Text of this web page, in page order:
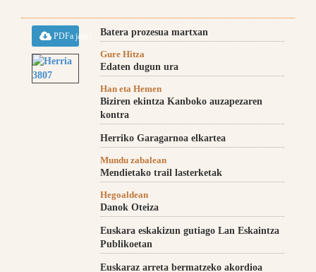
PDFa jaitsi Batera prozesua martxan
Gure Hitza
Edaten dugun ura
Han eta Hemen
Biziren ekintza Kanboko auzapezaren
kontra
Herriko Garagarnoa elkartea
Mundu zabalean
Mendietako trail lasterketak
Hegoaldean
Danok Oteiza
Euskara eskakizun gutiago Lan Eskaintza
Publikoetan
Euskaraz arreta bermatzeko akordioa